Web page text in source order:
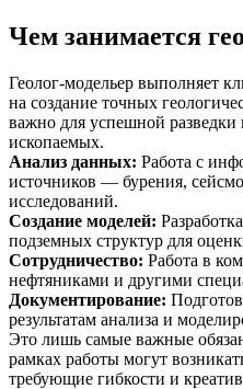
Чем занимается
Геолог-модельер выполняет
на создание точных
важно для успешной разведки
ископаемых.
Анализ данных: Работа с
источников — бурения,
исследований.
Создание моделей:
подземных структур для
Сотрудничество: Работа в
нефтяниками и другими
Документирование:
результатам анализа и
Это лишь самые важные
рамках работы могут
требующие гибкости и